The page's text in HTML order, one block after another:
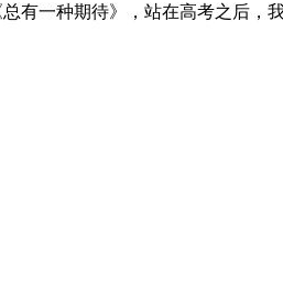
有一种期待》，站在高考之后，